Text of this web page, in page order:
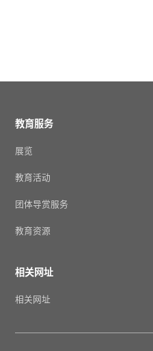
教育服务
展览
教育活动
团体导赏服务
教育资源
相关网址
相关网址